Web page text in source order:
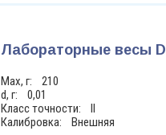
Лабораторные весы
Max, г: 210
d, г: 0,01
Класс точности: II
Калибровка: Внешняя